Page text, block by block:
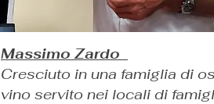
Massimo Zardo
Cresciuto in una famiglia di
vino servito nei locali di